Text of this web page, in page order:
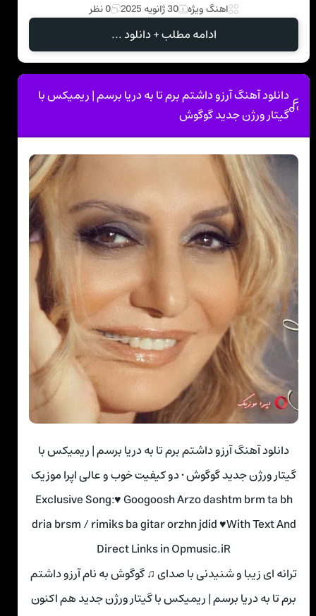
اهنگ ویژه 30 ژانویه 2025 0 نظر
ادامه مطلب + دانلود ...
دانلود آهنگ آرزو داشتم برم تا به دریا برسم | ریمیکس با
گیتار ورژن جدید گوگوش
دانلود آهنگ آرزو داشتم برم تا به دریا برسم | ریمیکس با
گیتار ورژن جدید گوگوش • دو کیفیت خوب و عالی اپرا موزیک
Exclusive Song:♥ Googoosh Arzo dashtm brm ta bh
dria brsm / rimiks ba gitar orzhn jdid ♥With Text And
Direct Links in Opmusic.iR
ترانه ای زیبا و شنیدنی با صدای ♫ گوگوش به نام آرزو داشتم
برم تا به دریا برسم | ریمیکس با گیتار ورژن جدید هم اکنون